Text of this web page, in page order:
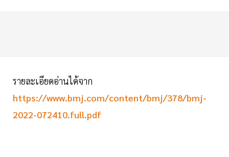
รายละเอียดอ่านได้จาก
https://www.bmj.com/content/bmj/378/bmj-
2022-072410.full.pdf